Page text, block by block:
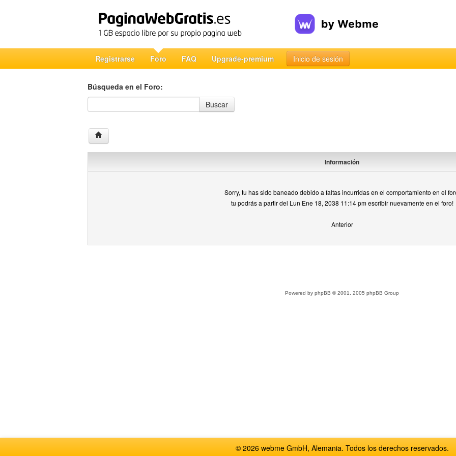
Registrarse Foro FAQ Upgrade-premium Inicio de sesión
Búsqueda en el Foro:
Búsqueda en el Foro
Buscar
Información
Sorry, tu has sido baneado debido a faltas incurridas en el comportamiento en el
tu podrás a partir del Lun Ene 18, 2038 11:14 pm escribir nuevamente en el foro!
Anterior
Powered by phpBB © 2001, 2005 phpBB Group
© 2026 webme GmbH, Alemania. Todos los derechos reservados.